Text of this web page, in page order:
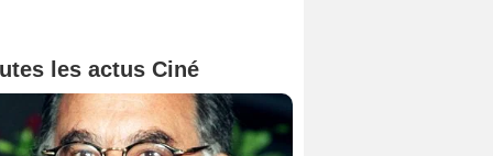
les actus Ciné